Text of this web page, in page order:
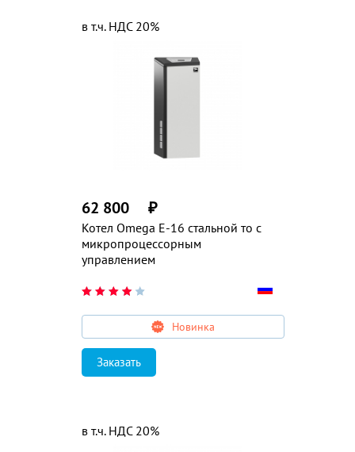
Котел Omega E-16 стальной то с
микропроцессорным
управлением
62 800 ₽
в т.ч. НДС 20%
Новинка
Заказать
в т.ч. НДС 20%